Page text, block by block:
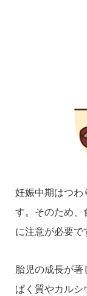
妊娠中期はつわ
す。そのため、
に注意が必要で
胎児の成長が
ぱく質やカルシ